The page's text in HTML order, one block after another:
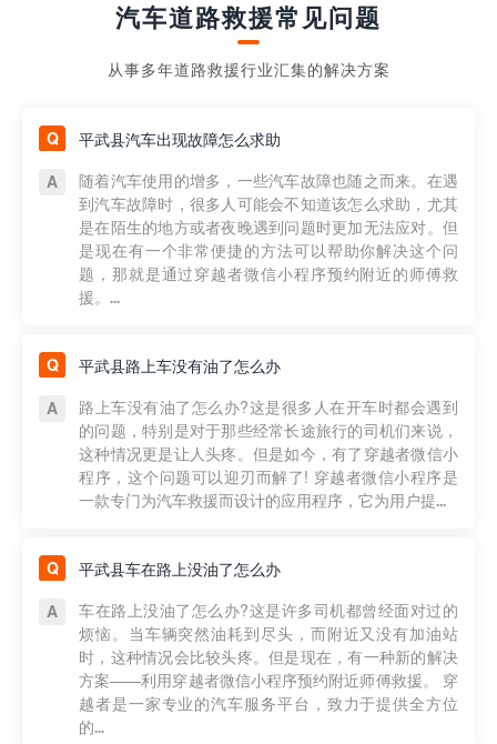
汽车道路救援常见问题
从事多年道路救援行业汇集的解决方案
平武县汽车出现故障怎么求助
随着汽车使用的增多，一些汽车故障也随之而来。在遇
到汽车故障时，很多人可能会不知道该怎么求助，尤其
是在陌生的地方或者夜晚遇到问题时更加无法应对。但
是现在有一个非常便捷的方法可以帮助你解决这个问
题，那就是通过穿越者微信小程序预约附近的师傅救
援。...
平武县路上车没有油了怎么办
路上车没有油了怎么办?这是很多人在开车时都会遇到
的问题，特别是对于那些经常长途旅行的司机们来说，
这种情况更是让人头疼。但是如今，有了穿越者微信小
程序，这个问题可以迎刃而解了! 穿越者微信小程序是
一款专门为汽车救援而设计的应用程序，它为用户提...
平武县车在路上没油了怎么办
车在路上没油了怎么办?这是许多司机都曾经面对过的
烦恼。当车辆突然油耗到尽头，而附近又没有加油站
时，这种情况会比较头疼。但是现在，有一种新的解决
方案——利用穿越者微信小程序预约附近师傅救援。 穿
越者是一家专业的汽车服务平台，致力于提供全方位
的...